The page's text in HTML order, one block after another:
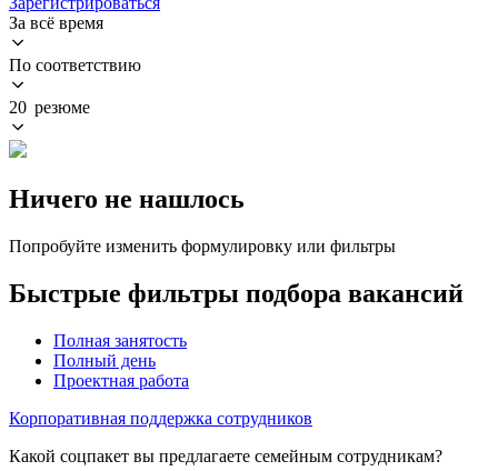
За всё время
По соответствию
20 резюме
Ничего не нашлось
Попробуйте изменить формулировку или фильтры
Быстрые фильтры подбора вакансий
Полная занятость
Полный день
Проектная работа
Корпоративная поддержка сотрудников
Какой соцпакет вы предлагаете семейным сотрудникам?